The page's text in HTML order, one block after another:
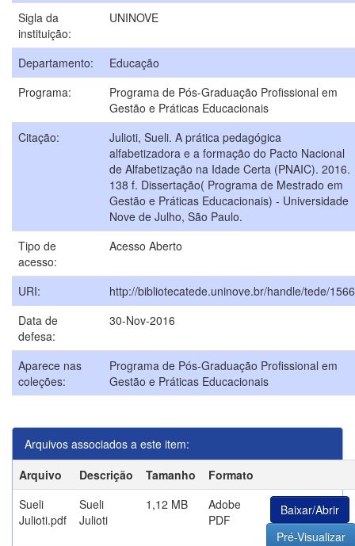
Sigla da
instituição:
UNINOVE
Departamento:
Educação
Programa:
Programa de Pós-Graduação Profissional em
Gestão e Práticas Educacionais
Citação:
Julioti, Sueli. A prática pedagógica
alfabetizadora e a formação do Pacto Nacional
de Alfabetização na Idade Certa (PNAIC). 2016.
138 f. Dissertação( Programa de Mestrado em
Gestão e Práticas Educacionais) - Universidade
Nove de Julho, São Paulo.
Tipo de
acesso:
Acesso Aberto
URI:
http://bibliotecatede.uninove.br/handle/tede/1566
Data de
defesa:
30-Nov-2016
Aparece nas
coleções:
Programa de Pós-Graduação Profissional em
Gestão e Práticas Educacionais
Arquivos associados a este item:
Arquivo
Descrição Tamanho
Formato
Sueli
Julioti.pdf
Sueli
Julioti
1,12 MB
Adobe
PDF
Baixar/Abrir
Pré-Visualizar